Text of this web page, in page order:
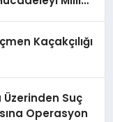
Kaçakçılığı
Suç
Operasyon